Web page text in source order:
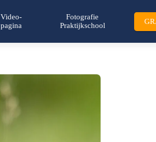
Video-
pagina
Fotografie
Praktijkschool